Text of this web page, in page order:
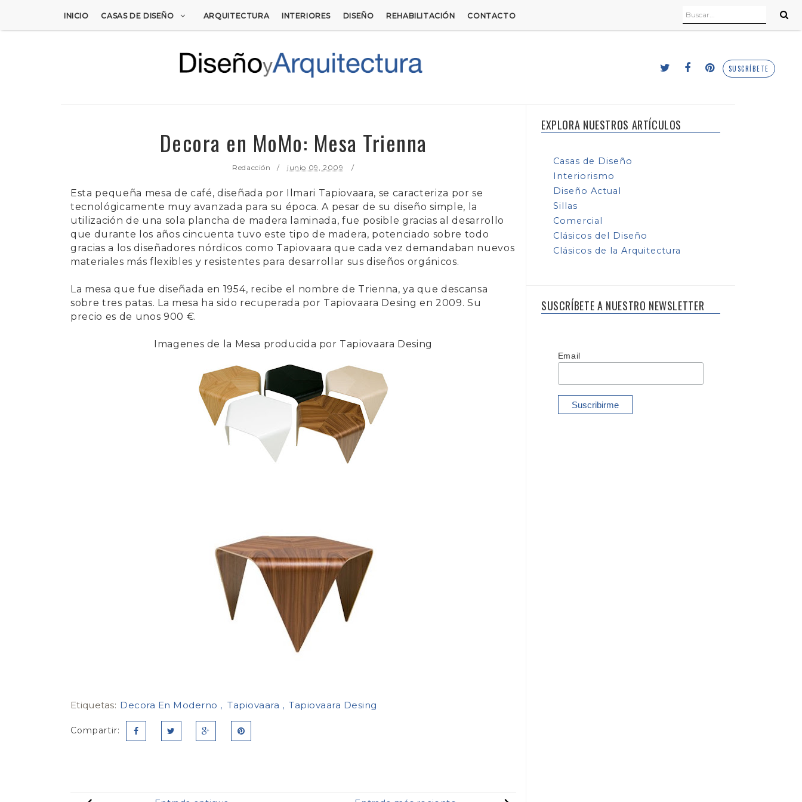
INICIO CASAS DE DISEÑO ARQUITECTURA INTERIORES DISEÑO REHABILITACIÓN CONTACTO
SUSCRÍBETE
Decora en MoMo: Mesa Trienna
Redacción junio 09, 2009
Esta pequeña mesa de café, diseñada por Ilmari Tapiovaara, se caracteriza por se
tecnológicamente muy avanzada para su época. A pesar de su diseño simple, la
utilización de una sola plancha de madera laminada, fue posible gracias al desarrollo
que durante los años cincuenta tuvo este tipo de madera, potenciado sobre todo
gracias a los diseñadores nórdicos como Tapiovaaraque cada vez demandaban nuevos
materiales más flexibles y resistentes para desarrollar sus diseños orgánicos.
La mesa que fue diseñada en 1954, recibe el nombre de Trienna, ya que descansa
sobre tres patas. La mesa ha sido recuperada por Tapiovaara Desing en 2009. Su
precio es de unos 900 €.
Imagenes de la Mesa producida por Tapiovaara Desing
Etiquetas: Decora En Moderno Tapiovaara Tapiovaara Desing
Compartir:
EXPLORA NUESTROS ARTÍCULOS
Casas de Diseño
Interiorismo
Diseño Actual
Sillas
Comercial
Clásicos del Diseño
Clásicos de la Arquitectura
SUSCRÍBETE A NUESTRO NEWSLETTER
Email